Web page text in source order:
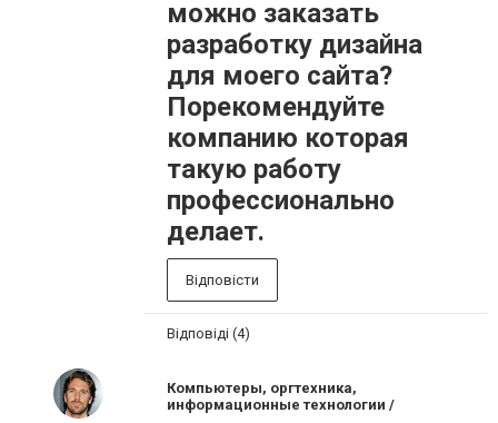
можно заказать
разработку дизайна
для моего сайта?
Порекомендуйте
компанию которая
такую работу
профессионально
делает.
Відповісти
Відповіді (4)
Компьютеры, оргтехника,
информационные технологии /